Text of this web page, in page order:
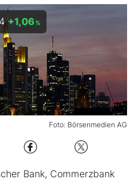
Foto: Börsenmedien AG
+1,06 %
Bank, Commerzbank